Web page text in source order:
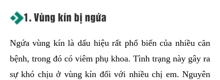
1. Vùng kín bị ngứa
Ngứa vùng kín là dấu hiệu rất phổ biến của nhiều căn
bệnh, trong đó có viêm phụ khoa. Tình trạng này gây ra
sự khó chịu ở vùng kín đối với nhiều chị em. Nguyên